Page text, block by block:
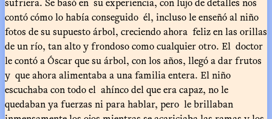
contó cómo lo había conseguido él, incluso le enseñó al niño
fotos de su supuesto árbol, creciendo ahora feliz en las orillas
de un río, tan alto y frondoso como cualquier otro. El doctor
le contó a Óscar que su árbol, con los años, llegó a dar frutos
y que ahora alimentaba a una familia entera. El niño
escuchaba con todo el ahínco del que era capaz, no le
quedaban ya fuerzas ni para hablar, pero le brillaban